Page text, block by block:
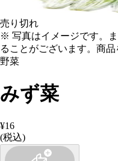
売り切れ
※ 写真はイメージです。
ることがございます。商品
野菜
みず菜
¥16
(税込)